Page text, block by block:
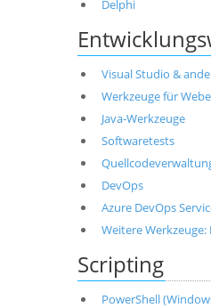
Delphi
Visual Studio &
Werkzeuge für
Java-Werkzeuge
Softwaretests
DevOps
Azure DevOps
Weitere Werkzeuge:
Scripting
PowerShell